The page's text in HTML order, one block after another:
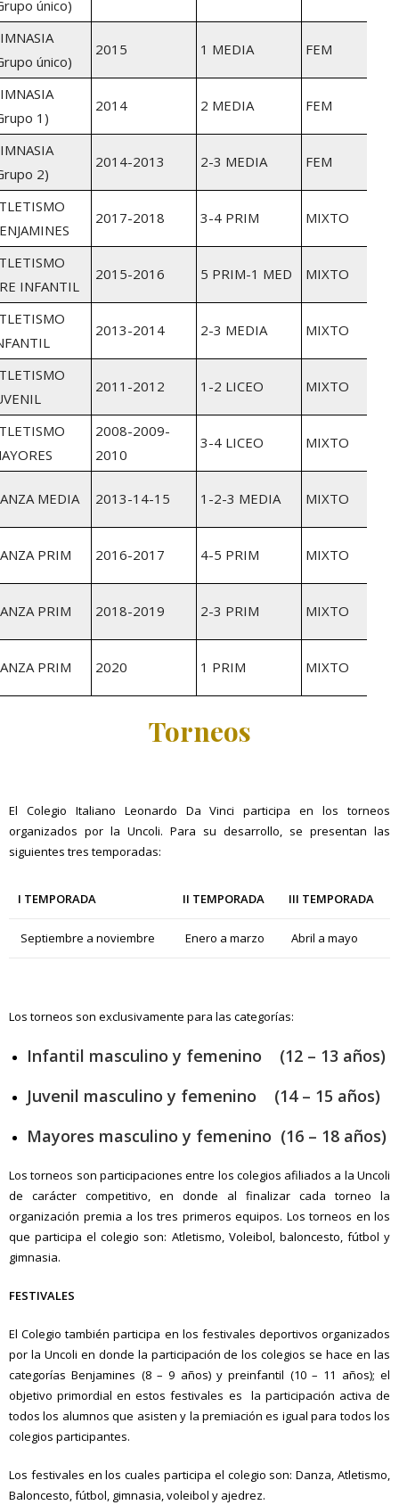
único)
único)
2015 1 MEDIA FEM
1)
2014 2 MEDIA FEM
2)
2014-2013 2-3 MEDIA FEM
2017-2018 3-4 PRIM MIXTO
INFANTIL
2015-2016 5 PRIM-1 MED MIXTO
2013-2014 2-3 MEDIA MIXTO
2011-2012 1-2 LICEO MIXTO
2008-2009-
2010
3-4 LICEO MIXTO
MEDIA 2013-14-15 1-2-3 MEDIA MIXTO
PRIM 2016-2017 4-5 PRIM MIXTO
PRIM 2018-2019 2-3 PRIM MIXTO
PRIM 2020 1 PRIM MIXTO
Torneos
El Colegio Italiano Leonardo Da Vinci participa en los torneos
organizados por la Uncoli. Para su desarrollo, se presentan las
siguientes tres temporadas:
I TEMPORADA II TEMPORADA III TEMPORADA
Septiembre a noviembre Enero a marzo Abril a mayo
Los torneos son exclusivamente para las categorías:
Infantil masculino y femenino (12 – 13 años)
Juvenil masculino y femenino (14 – 15 años)
Mayores masculino y femenino (16 – 18 años)
Los torneos son participaciones entre los colegios afiliados a la Uncoli
de carácter competitivo, en donde al finalizar cada torneo la
organización premia a los tres primeros equipos. Los torneos en los
que participa el colegio son: Atletismo, Voleibol, baloncesto, fútbol y
gimnasia.
FESTIVALES
El Colegio también participa en los festivales deportivos organizados
por la Uncoli en donde la participación de los colegios se hace en las
categorías Benjamines (8 – 9 años) y preinfantil (10 – 11 años); el
objetivo primordial en estos festivales es la participación activa de
todos los alumnos que asisten y la premiación es igual para todos los
colegios participantes.
Los festivales en los cuales participa el colegio son: Danza, Atletismo,
Baloncesto, fútbol, gimnasia, voleibol y ajedrez.